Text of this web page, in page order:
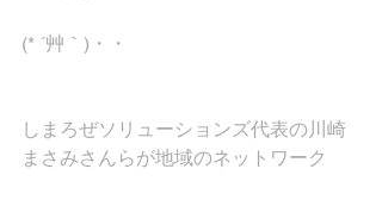
(* ´艸｀)・・
しまろぜソリューションズ代表の川崎
まさみさんらが地域のネットワーク